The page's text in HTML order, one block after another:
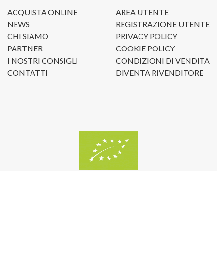
ACQUISTA ONLINE
NEWS
CHI SIAMO
PARTNER
I NOSTRI CONSIGLI
CONTATTI
AREA UTENTE
REGISTRAZIONE UTENTE
PRIVACY POLICY
COOKIE POLICY
CONDIZIONI DI VENDITA
DIVENTA RIVENDITORE